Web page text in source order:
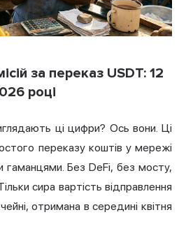
за переказ USDT: 12
році
ці цифри? Ось вони. Ці
переказу коштів у мережі
гаманцями. Без DeFi, без мосту,
сира вартість відправлення
отримана в середині квітня